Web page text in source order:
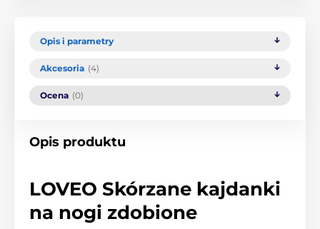
Opis i parametry
Akcesoria (4)
Ocena (0)
Opis produktu
LOVEO Skórzane kajdanki
na nogi zdobione